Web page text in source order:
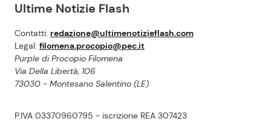
Ultime Notizie Flash
Contatti: redazione@ultimenotizieflash.com
Legal: filomena.procopio@pec.it
Purple di Procopio Filomena
Via Della Libertà, 106
73030 - Montesano Salentino (LE)
P.IVA 03370960795 - iscrizione REA 307423